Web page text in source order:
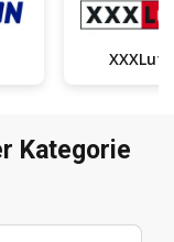
XXXLutz
Kategorie